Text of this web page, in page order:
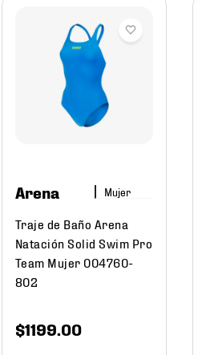
Arena Mujer
Traje de Baño Arena
Natación Solid Swim Pro
Team Mujer 004760-
802
$1199.00